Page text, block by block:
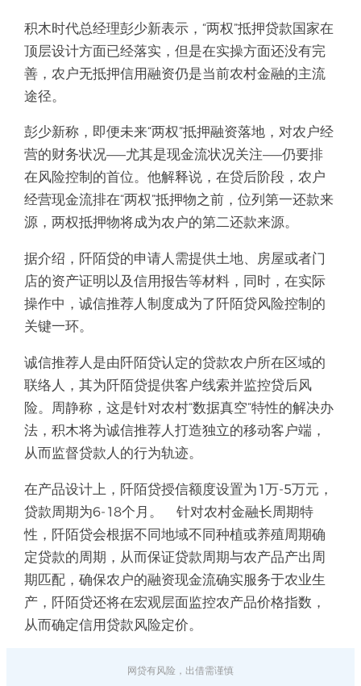
积木时代总经理彭少新表示，“两权”抵押贷款国家在
顶层设计方面已经落实，但是在实操方面还没有完
善，农户无抵押信用融资仍是当前农村金融的主流
途径。
彭少新称，即便未来“两权”抵押融资落地，对农户经
营的财务状况——尤其是现金流状况关注——仍要排
在风险控制的首位。他解释说，在贷后阶段，农户
经营现金流排在“两权”抵押物之前，位列第一还款来
源，两权抵押物将成为农户的第二还款来源。
据介绍，阡陌贷的申请人需提供土地、房屋或者门
店的资产证明以及信用报告等材料，同时，在实际
操作中，诚信推荐人制度成为了阡陌贷风险控制的
关键一环。
诚信推荐人是由阡陌贷认定的贷款农户所在区域的
联络人，其为阡陌贷提供客户线索并监控贷后风
险。周静称，这是针对农村“数据真空”特性的解决办
法，积木将为诚信推荐人打造独立的移动客户端，
从而监督贷款人的行为轨迹。
在产品设计上，阡陌贷授信额度设置为1万-5万元，
贷款周期为6-18个月。
针对农村金融长周期特
性，阡陌贷会根据不同地域不同种植或养殖周期确
定贷款的周期，从而保证贷款周期与农产品产出周
期匹配，确保农户的融资现金流确实服务于农业生
产，阡陌贷还将在宏观层面监控农产品价格指数，
从而确定信用贷款风险定价。
网贷有风险，出借需谨慎